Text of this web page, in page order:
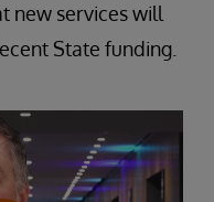
new services will
State funding.